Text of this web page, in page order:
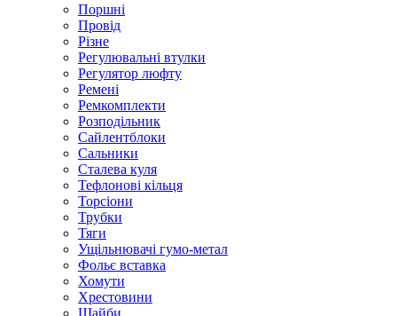
Поршні
Провід
Різне
Регулювальні втулки
Регулятор люфту
Ремені
Ремкомплекти
Розподільник
Сайлентблоки
Сальники
Сталева куля
Тефлонові кільця
Торсіони
Трубки
Тяги
Ущільнювачі гумо-метал
Фольє вставка
Хомути
Хрестовини
Шайби